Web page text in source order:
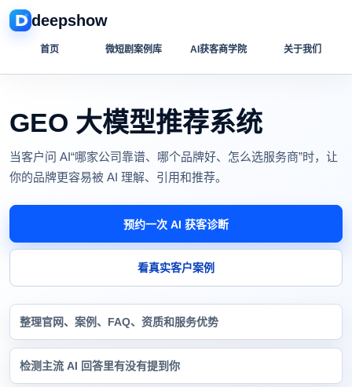
deepshow
首页 微短剧案例库 AI获客商学院 关于我们
GEO 大模型推荐系统
当客户问 AI“哪家公司靠谱、哪个品牌好、怎么选服务商”时，让
你的品牌更容易被 AI 理解、引用和推荐。
预约一次 AI 获客诊断
看真实客户案例
整理官网、案例、FAQ、资质和服务优势
检测主流 AI 回答里有没有提到你